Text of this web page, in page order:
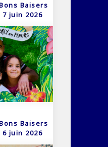
Baisers
7 juin 2026
Baisers
6 juin 2026